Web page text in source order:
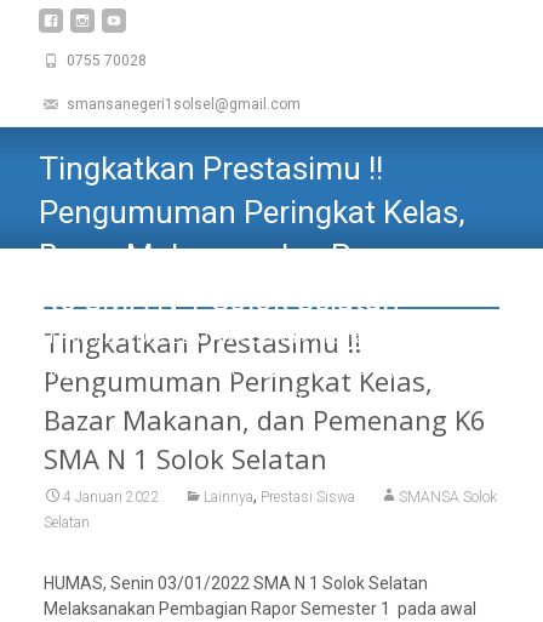
0755 70028
smansanegeri1solsel@gmail.com
Tingkatkan Prestasimu !!
Pengumuman Peringkat Kelas,
Bazar Makanan, dan Pemenang
K6 SMA N 1 Solok Selatan
SMAN 1 SOLOK SELATAN>Siswa >Prestasi Siswa
Tingkatkan Prestasimu !! Pengumuman Peringkat Kelas,
Bazar Makanan, dan Pemenang K6 SMA N 1 Solok Selatan
Tingkatkan Prestasimu !!
Pengumuman Peringkat Kelas,
Bazar Makanan, dan Pemenang K6
SMA N 1 Solok Selatan
4 Januari 2022 Lainnya, Prestasi Siswa
SMANSA Solok
Selatan
HUMAS, Senin 03/01/2022 SMA N 1 Solok Selatan
Melaksanakan Pembagian Rapor Semester 1 pada awal